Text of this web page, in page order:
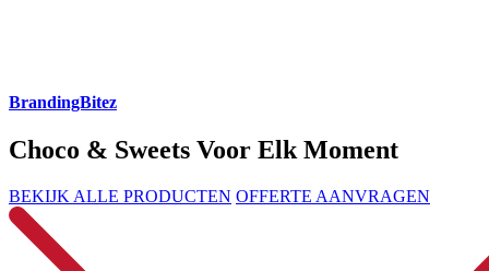
BrandingBitez
Choco & Sweets Voor Elk Moment
BEKIJK ALLE PRODUCTEN OFFERTE AANVRAGEN